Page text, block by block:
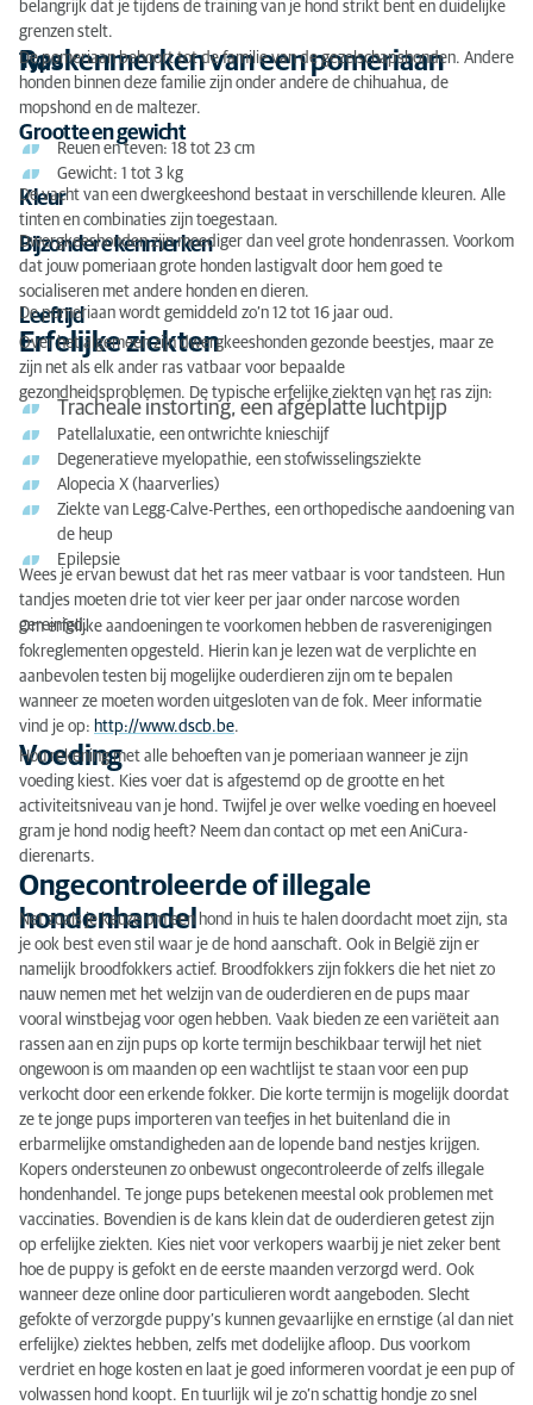
belangrijk dat je tijdens de training van je hond strikt bent en duidelijke
grenzen stelt.
Raskenmerken van een pomeriaan
Type
De pomeriaan behoort tot de familie van de gezelschapshonden. Andere
honden binnen deze familie zijn onder andere de chihuahua, de
mopshond en de maltezer.
Grootte en gewicht
Reuen en teven: 18 tot 23 cm
Gewicht: 1 tot 3 kg
Kleur
De vacht van een dwergkeeshond bestaat in verschillende kleuren. Alle
tinten en combinaties zijn toegestaan.
Bijzondere kenmerken
Dwergkeeshonden zijn moediger dan veel grote hondenrassen. Voorkom
dat jouw pomeriaan grote honden lastigvalt door hem goed te
socialiseren met andere honden en dieren.
Leeftijd
De pomeriaan wordt gemiddeld zo’n 12 tot 16 jaar oud.
Erfelijke ziekten
Over het algemeen zijn dwergkeeshonden gezonde beestjes, maar ze
zijn net als elk ander ras vatbaar voor bepaalde
gezondheidsproblemen. De typische erfelijke ziekten van het ras zijn:
Tracheale instorting, een afgeplatte luchtpijp
Patellaluxatie, een ontwrichte knieschijf
Degeneratieve myelopathie, een stofwisselingsziekte
Alopecia X (haarverlies)
Ziekte van Legg-Calve-Perthes, een orthopedische aandoening van
de heup
Epilepsie
Wees je ervan bewust dat het ras meer vatbaar is voor tandsteen. Hun
tandjes moeten drie tot vier keer per jaar onder narcose worden
gereinigd.
Om erfelijke aandoeningen te voorkomen hebben de rasverenigingen
fokreglementen opgesteld. Hierin kan je lezen wat de verplichte en
aanbevolen testen bij mogelijke ouderdieren zijn om te bepalen
wanneer ze moeten worden uitgesloten van de fok. Meer informatie
vind je op: http://www.dscb.be.
Voeding
Hou rekening met alle behoeften van je pomeriaan wanneer je zijn
voeding kiest. Kies voer dat is afgestemd op de grootte en het
activiteitsniveau van je hond. Twijfel je over welke voeding en hoeveel
gram je hond nodig heeft? Neem dan contact op met een AniCura-
dierenarts.
Ongecontroleerde of illegale
hondenhandel
Net zoals je keuze om een hond in huis te halen doordacht moet zijn, sta
je ook best even stil waar je de hond aanschaft. Ook in België zijn er
namelijk broodfokkers actief. Broodfokkers zijn fokkers die het niet zo
nauw nemen met het welzijn van de ouderdieren en de pups maar
vooral winstbejag voor ogen hebben. Vaak bieden ze een variëteit aan
rassen aan en zijn pups op korte termijn beschikbaar terwijl het niet
ongewoon is om maanden op een wachtlijst te staan voor een pup
verkocht door een erkende fokker. Die korte termijn is mogelijk doordat
ze te jonge pups importeren van teefjes in het buitenland die in
erbarmelijke omstandigheden aan de lopende band nestjes krijgen.
Kopers ondersteunen zo onbewust ongecontroleerde of zelfs illegale
hondenhandel. Te jonge pups betekenen meestal ook problemen met
vaccinaties. Bovendien is de kans klein dat de ouderdieren getest zijn
op erfelijke ziekten. Kies niet voor verkopers waarbij je niet zeker bent
hoe de puppy is gefokt en de eerste maanden verzorgd werd. Ook
wanneer deze online door particulieren wordt aangeboden. Slecht
gefokte of verzorgde puppy’s kunnen gevaarlijke en ernstige (al dan niet
erfelijke) ziektes hebben, zelfs met dodelijke afloop. Dus voorkom
verdriet en hoge kosten en laat je goed informeren voordat je een pup of
volwassen hond koopt. En tuurlijk wil je zo’n schattig hondje zo snel